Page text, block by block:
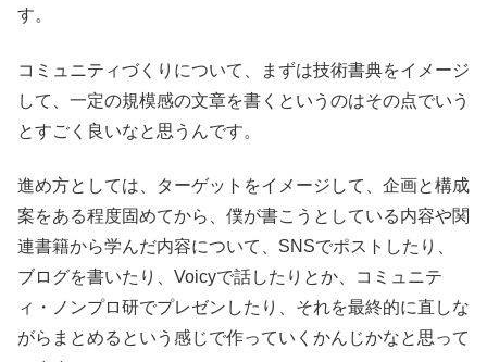
す。
コミュニティづくりについて、まずは技術書典をイメージ
して、一定の規模感の文章を書くというのはその点でいう
とすごく良いなと思うんです。
進め方としては、ターゲットをイメージして、企画と構成
案をある程度固めてから、僕が書こうとしている内容や関
連書籍から学んだ内容について、SNSでポストしたり、
ブログを書いたり、Voicyで話したりとか、コミュニテ
ィ・ノンプロ研でプレゼンしたり、それを最終的に直しな
がらまとめるという感じで作っていくかんじかなと思って